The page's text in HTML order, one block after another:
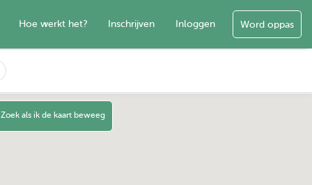
Hoe werkt het? Inschrijven Inloggen Word oppas
Zoek als ik de kaart beweeg